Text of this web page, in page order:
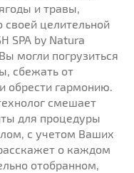
и травы,
своей целительной
SPA by Natura
могли погрузиться
сбежать от
обрести гармонию.
смешает
для процедуры
с учетом Ваших
о каждом
отобранном,